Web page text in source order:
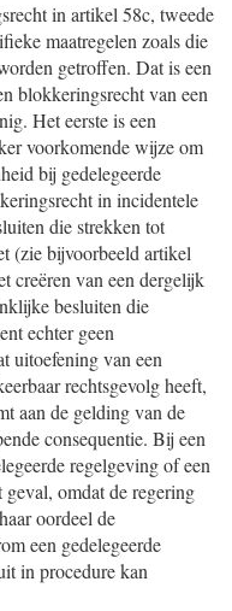
in artikel 58c, tweede
maatregelen zoals die
getroffen. Dat is een
blokkeringsrecht van een
Het eerste is een
voorkomende wijze om
bij gedelegeerde
in incidentele
die strekken tot
(zie bijvoorbeeld artikel
creëren van een dergelijk
besluiten die
echter geen
uitoefening van een
rechtsgevolg heeft,
aan de gelding van de
consequentie. Bij een
regelgeving of een
omdat de regering
oordeel de
een gedelegeerde
in procedure kan